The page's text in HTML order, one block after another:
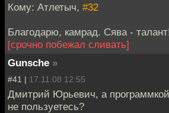
Кому: Атлетыч, #32
Благодарю, камрад. Сява - талант!
[срочно побежал сливать]
Gunsche »
#41 | 17.11.08 12:55
Дмитрий Юрьевич, а
не пользуетесь?